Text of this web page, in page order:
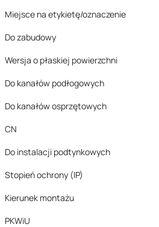
Miejsce na etykietę/oznaczenie
Do zabudowy
Wersja o płaskiej powierzchni
Do kanałów podłogowych
Do kanałów osprzętowych
CN
Do instalacji podtynkowych
Stopień ochrony (IP)
Kierunek montażu
PKWiU